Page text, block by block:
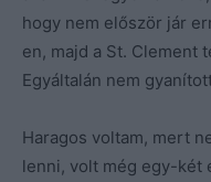
hogy nem először jár
en, majd a St. Clement
Egyáltalán nem
Haragos voltam, mert
lenni, volt még egy-két